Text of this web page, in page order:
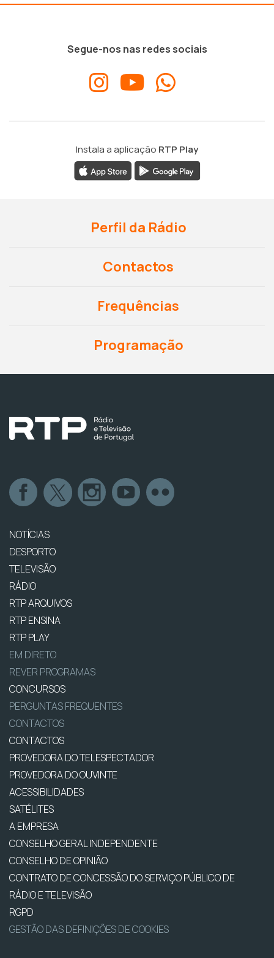
Segue-nos nas redes sociais
Instala a aplicação RTP Play
Perfil da Rádio
Contactos
Frequências
Programação
NOTÍCIAS
DESPORTO
TELEVISÃO
RÁDIO
RTP ARQUIVOS
RTP ENSINA
RTP PLAY
EM DIRETO
REVER PROGRAMAS
CONCURSOS
PERGUNTAS FREQUENTES
CONTACTOS
CONTACTOS
PROVEDORA DO TELESPECTADOR
PROVEDORA DO OUVINTE
ACESSIBILIDADES
SATÉLITES
A EMPRESA
CONSELHO GERAL INDEPENDENTE
CONSELHO DE OPINIÃO
CONTRATO DE CONCESSÃO DO SERVIÇO PÚBLICO DE
RÁDIO E TELEVISÃO
RGPD
GESTÃO DAS DEFINIÇÕES DE COOKIES